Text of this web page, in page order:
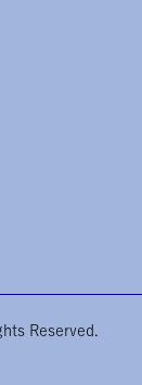
Reserved.